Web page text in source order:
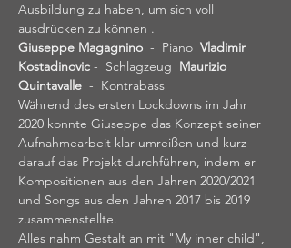
Ausbildung zu haben, um sich voll
ausdrücken zu können .
Giuseppe Magagnino -  Piano Vladimir
Kostadinovic -  Schlagzeug Maurizio
Quintavalle -  Kontrabass
Während des ersten Lockdowns im Jahr
2020 konnte Giuseppe das Konzept seiner
Aufnahmearbeit klar umreißen und kurz
darauf das Projekt durchführen, indem er
Kompositionen aus den Jahren 2020/2021
und Songs aus den Jahren 2017 bis 2019
zusammenstellte.
Alles nahm Gestalt an mit "My inner child",